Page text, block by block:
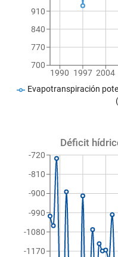
1990 1997 2004
700
770
840
910
Evapotranspiración
Déficit
-1170
-1080
-990
-900
-810
-720